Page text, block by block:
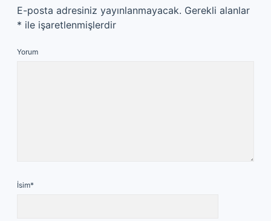
E-posta adresiniz yayınlanmayacak. Gerekli alanlar
* ile işaretlenmişlerdir
Yorum
İsim*